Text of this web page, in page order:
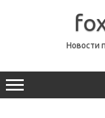
Новости